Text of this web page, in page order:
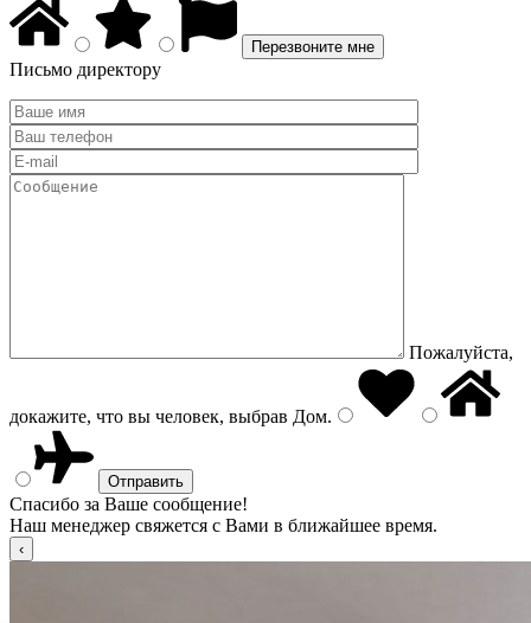
Письмо директору
Пожалуйста,
докажите, что вы человек, выбрав Дом.
Спасибо за Ваше сообщение!
Наш менеджер свяжется с Вами в ближайшее время.